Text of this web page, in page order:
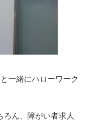
一緒にハローワーク
ん、障がい者求人